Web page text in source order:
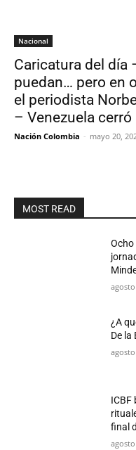
Nacional
Caricatura del día
puedan… pero en
el periodista
– Venezuela cerró
Nación Colombia - mayo 20,
MOST READ
¿A
De la
ICBF
final